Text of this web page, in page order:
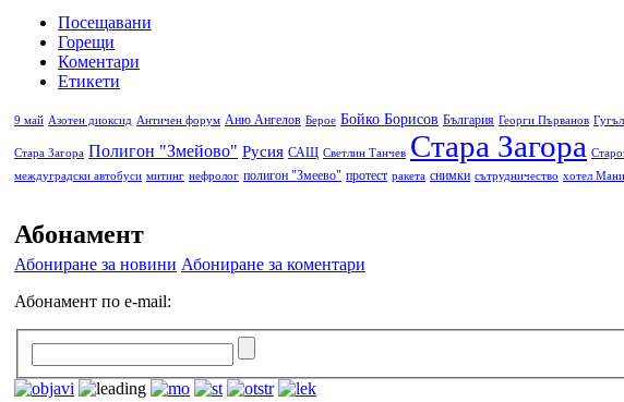
Посещавани
Горещи
Коментари
Етикети
9 май Азотен диоксид Античен форум Аню Ангелов Берое Бойко Борисов България Георги Първанов Гугъл
Стара Загора Полигон "Змейово" Русия САЩ Светлин Танчев Стара Загора
междуградски автобуси митинг нефролог полигон "Змеево" протест ракета снимки сътрудничество хотел
Абонамент
Абониране за новини Абониране за коментари
Абонамент по e-mail: